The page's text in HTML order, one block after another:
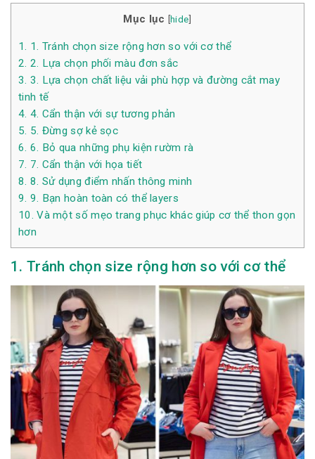
Mục lục [hide]
1. 1. Tránh chọn size rộng hơn so với cơ thể
2. 2. Lựa chọn phối màu đơn sắc
3. 3. Lựa chọn chất liệu vải phù hợp và đường cắt may
tinh tế
4. 4. Cẩn thận với sự tương phản
5. 5. Đừng sợ kẻ sọc
6. 6. Bỏ qua những phụ kiện rườm rà
7. 7. Cẩn thận với họa tiết
8. 8. Sử dụng điểm nhấn thông minh
9. 9. Bạn hoàn toàn có thể layers
10. Và một số mẹo trang phục khác giúp cơ thể thon gọn
hơn
1. Tránh chọn size rộng hơn so với cơ thể